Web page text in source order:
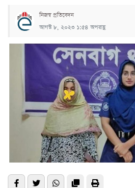
নিজস্ব প্রতিবেদন
আগস্ট ৮, ২০২৩ ১:৫৪ অপরাহ্ণ